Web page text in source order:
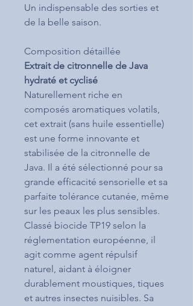
Un indispensable des sorties et
de la belle saison.
Composition détaillée
Extrait de citronnelle de Java
hydraté et cyclisé
Naturellement riche en
composés aromatiques volatils,
cet extrait (sans huile essentielle)
est une forme innovante et
stabilisée de la citronnelle de
Java. Il a été sélectionné pour sa
grande efficacité sensorielle et sa
parfaite tolérance cutanée, même
sur les peaux les plus sensibles.
Classé biocide TP19 selon la
réglementation européenne, il
agit comme agent répulsif
naturel, aidant à éloigner
durablement moustiques, tiques
et autres insectes nuisibles. Sa